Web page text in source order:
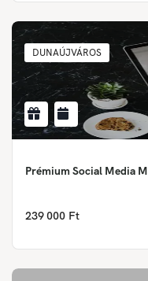
DUNAÚJVÁROS
Prémium Social Media
239 000 Ft